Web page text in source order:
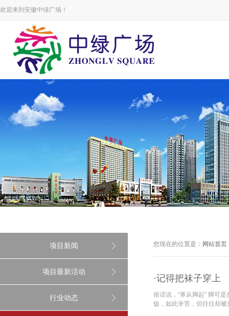
欢迎来到安徽中绿广场！
项目新闻
项目最新活动
行业动态
您现在的位置是： 网站首页
·记得把袜子穿上
俗话说，“寒从脚起” 脚可
饭，如此辛苦，但往往却